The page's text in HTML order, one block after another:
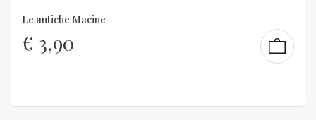
Le antiche Macine
€ 3,90